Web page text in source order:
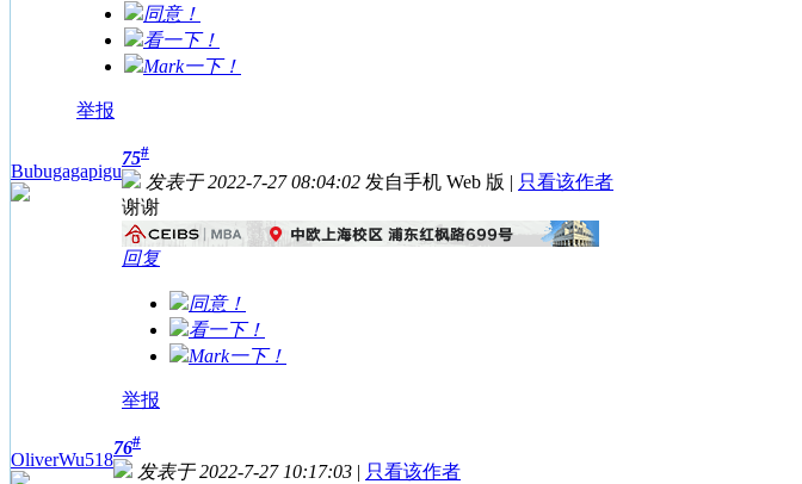
同意！
看一下！
Mark一下！
举报
Bubugagapigu
75#
发表于 2022-7-27 08:04:02 发自手机 Web 版 | 只看该作者
谢谢
回复
同意！
看一下！
Mark一下！
举报
OliverWu518
76#
发表于 2022-7-27 10:17:03 | 只看该作者